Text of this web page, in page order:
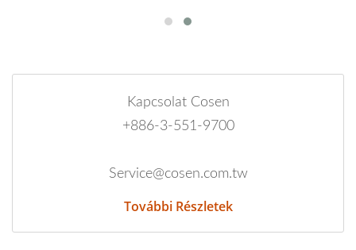
Kapcsolat Cosen
+886-3-551-9700
Service@cosen.com.tw
További Részletek